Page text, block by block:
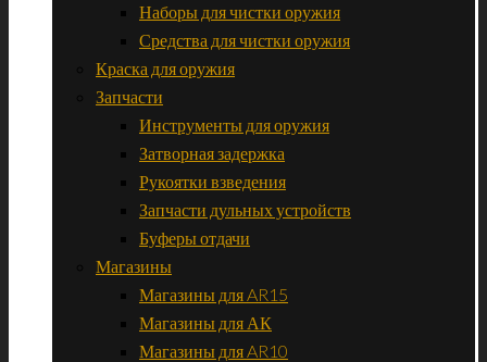
Наборы для чистки оружия
Средства для чистки оружия
Краска для оружия
Запчасти
Инструменты для оружия
Затворная задержка
Рукоятки взведения
Запчасти дульных устройств
Буферы отдачи
Магазины
Магазины для AR15
Магазины для АК
Магазины для AR10